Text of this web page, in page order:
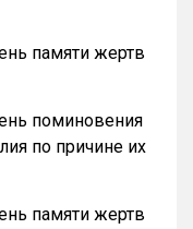
памяти жертв
поминовения
по причине их
памяти жертв